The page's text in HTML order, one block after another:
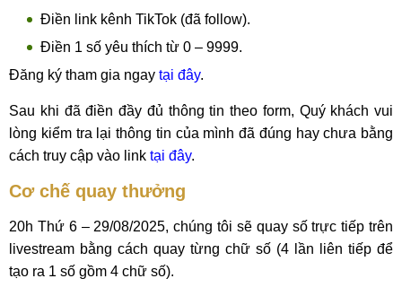
Điền link kênh TikTok (đã follow).
Điền 1 số yêu thích từ 0 – 9999.
Đăng ký tham gia ngay tại đây.
Sau khi đã điền đầy đủ thông tin theo form, Quý khách vui
lòng kiểm tra lại thông tin của mình đã đúng hay chưa bằng
cách truy cập vào link tại đây.
Cơ chế quay thưởng
20h Thứ 6 – 29/08/2025, chúng tôi sẽ quay số trực tiếp trên
livestream bằng cách quay từng chữ số (4 lần liên tiếp để
tạo ra 1 số gồm 4 chữ số).